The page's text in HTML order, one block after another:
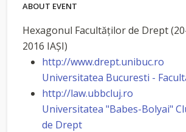
ABOUT EVENT
Hexagonul Facultăţilor de Drept
2016 IAŞI)
http://www.drept.unibuc.ro
Universitatea Bucuresti -
http://law.ubbcluj.ro
Universitatea "Babes-Bolyai"
de Drept